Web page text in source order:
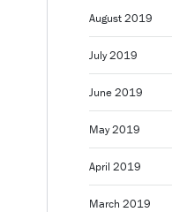
August 2019
July 2019
June 2019
May 2019
April 2019
March 2019